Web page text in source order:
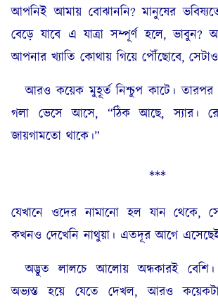
আপনিই আমায় বোঝাননি? মানুষের
বেড়ে যাবে এ যাত্রা সম্পূর্ণ হলে, ভাবুন?
আপনার খ্যাতি কোথায় গিয়ে পৌঁছোবে,
আরও কয়েক মুহূর্ত নিশ্চুপ কাটে। তারপর
গলা ভেসে আসে, “ঠিক আছে, স্যার।
জায়গামতো থাকে।”
***
যেখানে ওদের নামানো হল যান থেকে,
কখনও দেখেনি নাথুয়া। এতদূর আগে
অদ্ভুত লালচে আলোয় অন্ধকারই
অভ্যস্ত হয়ে যেতে দেখল, আরও